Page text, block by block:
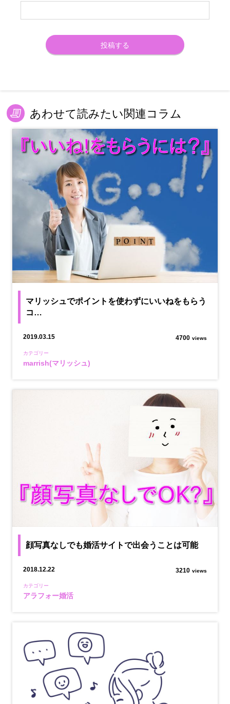
あわせて読みたい関連コラム
マリッシュでポイントを使わずにいいねをもらう
コ…
2019.03.15 4700 views
カテゴリー
marrish(マリッシュ)
顔写真なしでも婚活サイトで出会うことは可能
2018.12.22 3210 views
カテゴリー
アラフォー婚活